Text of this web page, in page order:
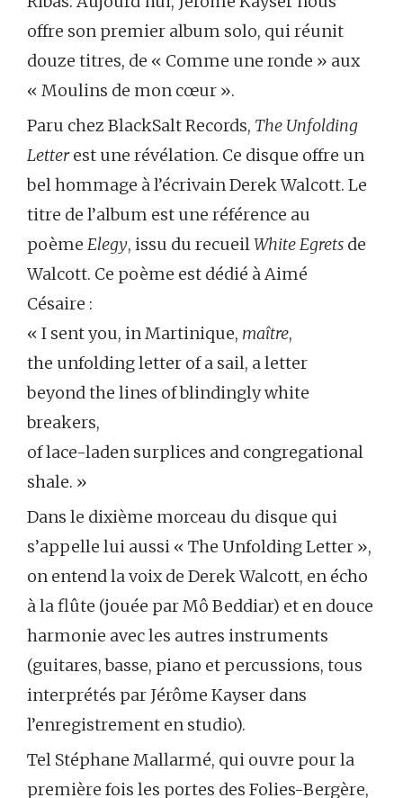
offre son premier album solo, qui réunit
douze titres, de « Comme une ronde » aux
« Moulins de mon cœur ».
Paru chez BlackSalt Records, The Unfolding
Letterest une révélation. Ce disque offre un
bel hommage à l’écrivain Derek Walcott. Le
titre de l’album est une référence au
poème Elegy, issu du recueilWhite Egrets de
Walcott. Ce poème est dédié à Aimé
Césaire :
« I sent you, in Martinique, maître,
the unfolding letter of a sail, a letter
beyond the lines of blindingly white
breakers,
of lace-laden surplices and congregational
shale. »
Dans le dixième morceau du disque qui
s’appelle lui aussi « The Unfolding Letter »,
on entend la voix de Derek Walcott, en écho
à la flûte (jouée par Mô Beddiar) et en douce
harmonie avec les autres instruments
(guitares, basse, piano et percussions, tous
interprétés par Jérôme Kayser dans
l’enregistrement en studio).
Tel Stéphane Mallarmé, qui ouvre pour la
première fois les portes des Folies-Bergère,